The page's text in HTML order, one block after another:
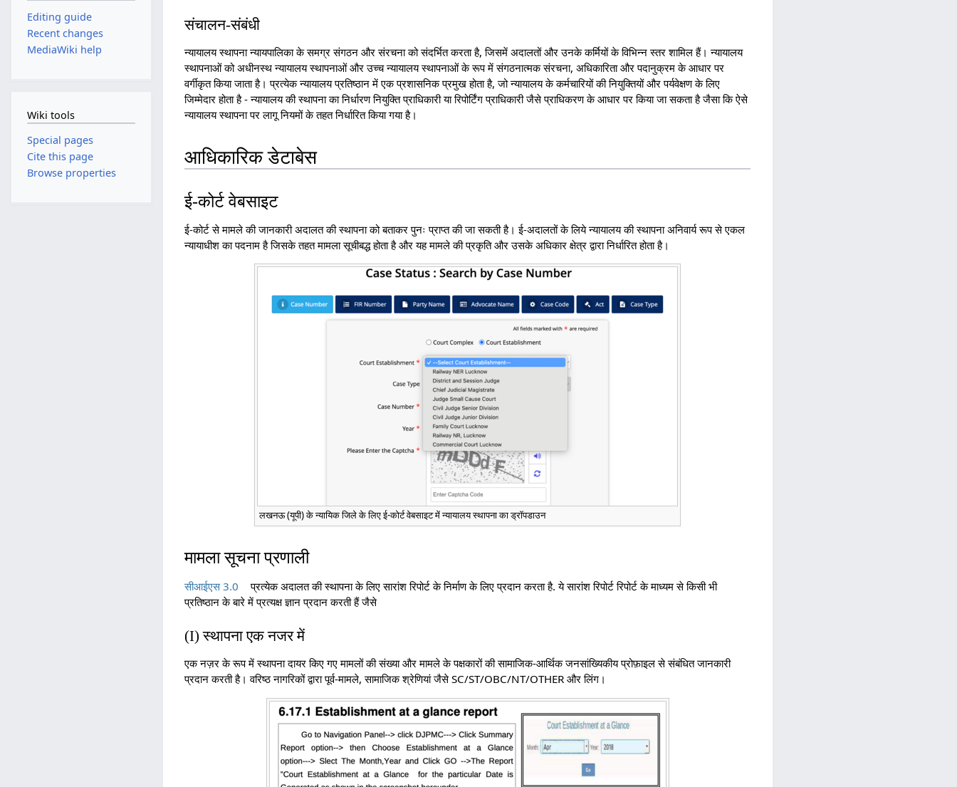
संचालन-संबंधी
न्यायालय स्थापना न्यायपालिका के समग्र संगठन और संरचना को संदर्भित करता है, जिसमें अदालतों और उनके कर्मियों के विभिन्न स्तर शामिल हैं। न्यायालय
स्थापनाओं को अधीनस्थ न्यायालय स्थापनाओं और उच्च न्यायालय स्थापनाओं के रूप में संगठनात्मक संरचना, अधिकारिता और पदानुक्रम के आधार पर
वर्गीकृत किया जाता है। प्रत्येक न्यायालय प्रतिष्ठान में एक प्रशासनिक प्रमुख होता है, जो न्यायालय के कर्मचारियों की नियुक्तियों और पर्यवेक्षण के लिए
जिम्मेदार होता है - न्यायालय की स्थापना का निर्धारण नियुक्ति प्राधिकारी या रिपोर्टिंग प्राधिकारी जैसे प्राधिकरण के आधार पर किया जा सकता है जैसा कि ऐसे
न्यायालय स्थापना पर लागू नियमों के तहत निर्धारित किया गया है।
आधिकारिक डेटाबेस
ई-कोर्ट वेबसाइट
ई-कोर्ट से मामले की जानकारी अदालत की स्थापना को बताकर पुनः प्राप्त की जा सकती है। ई-अदालतों के लिये न्यायालय की स्थापना अनिवार्य रूप से एकल
न्यायाधीश का पदनाम है जिसके तहत मामला सूचीबद्ध होता है और यह मामले की प्रकृति और उसके अधिकार क्षेत्र द्वारा निर्धारित होता है।
लखनऊ (यूपी) के न्यायिक जिले के लिए ई-कोर्ट वेबसाइट में न्यायालय स्थापना का ड्रॉपडाउन
मामला सूचना प्रणाली
सीआईएस 3.0
प्रत्येक अदालत की स्थापना के लिए सारांश रिपोर्ट के निर्माण के लिए प्रदान करता है. ये सारांश रिपोर्ट रिपोर्ट के माध्यम से किसी भी
प्रतिष्ठान के बारे में प्रत्यक्ष ज्ञान प्रदान करती हैं जैसे
(I) स्थापना एक नजर में
एक नज़र के रूप में स्थापना दायर किए गए मामलों की संख्या और मामले के पक्षकारों की सामाजिक-आर्थिक जनसांख्यिकीय प्रोफ़ाइल से संबंधित जानकारी
प्रदान करती है। वरिष्ठ नागरिकों द्वारा पूर्व-मामले, सामाजिक श्रेणियां जैसे SC/ST/OBC/NT/OTHER और लिंग।
Editing guide
Recent changes
MediaWiki help
Wiki tools
Special pages
Cite this page
Browse properties